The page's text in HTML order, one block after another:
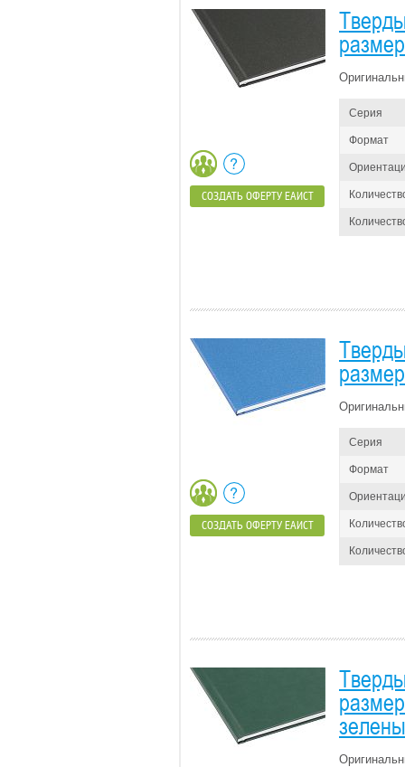
Серия
Формат
СОЗДАТЬ ОФЕРТУ ЕАИСТ
Серия
Формат
СОЗДАТЬ ОФЕРТУ ЕАИСТ